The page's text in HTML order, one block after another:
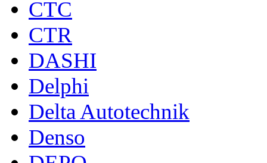
CTC
CTR
DASHI
Delphi
Delta Autotechnik
Denso